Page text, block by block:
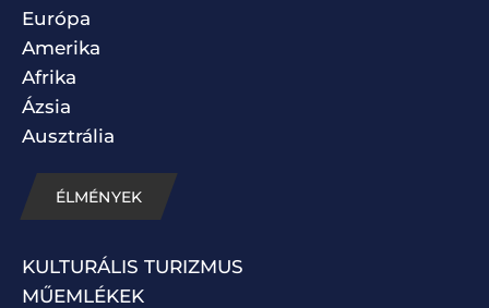
Európa
Amerika
Afrika
Ázsia
Ausztrália
ÉLMÉNYEK
KULTURÁLIS TURIZMUS
MŰEMLÉKEK